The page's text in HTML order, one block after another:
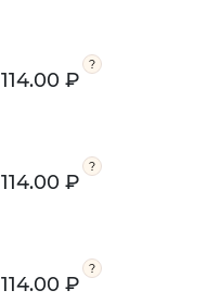
114.00 ₽
114.00 ₽
114.00 ₽